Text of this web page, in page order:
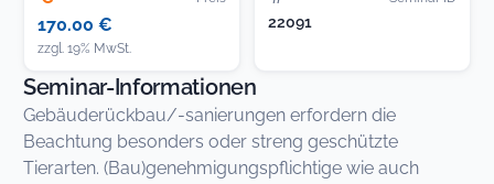
170.00 €
zzgl. 19% MwSt.
22091
Seminar-Informationen
Gebäuderückbau/-sanierungen erfordern die
Beachtung besonders oder streng geschützte
Tierarten. (Bau)genehmigungspflichtige wie auch